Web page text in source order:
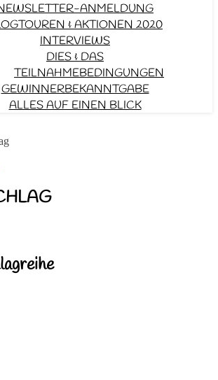
ANMELDUNG
& AKTIONEN 2020
INTERVIEWS
DIES & DAS
TEILNAHMEBEDINGUNGEN
GEWINNERBEKANNTGABE
ALLES AUF EINEN BLICK